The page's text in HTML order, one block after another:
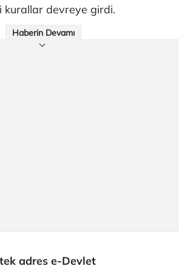
kurallar devreye girdi.
Haberin Devamı
adres e-Devlet